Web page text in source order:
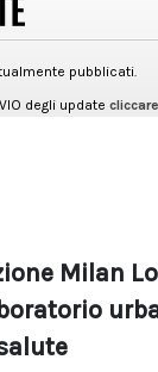
Milan